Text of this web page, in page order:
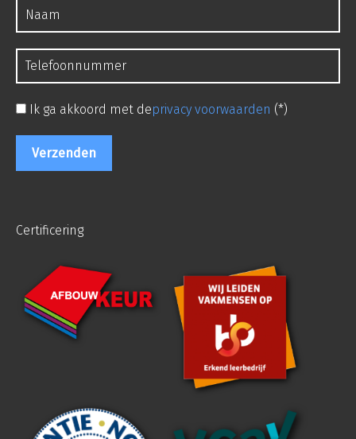
Ik ga akkoord met deprivacy voorwaarden (*)
Certificering